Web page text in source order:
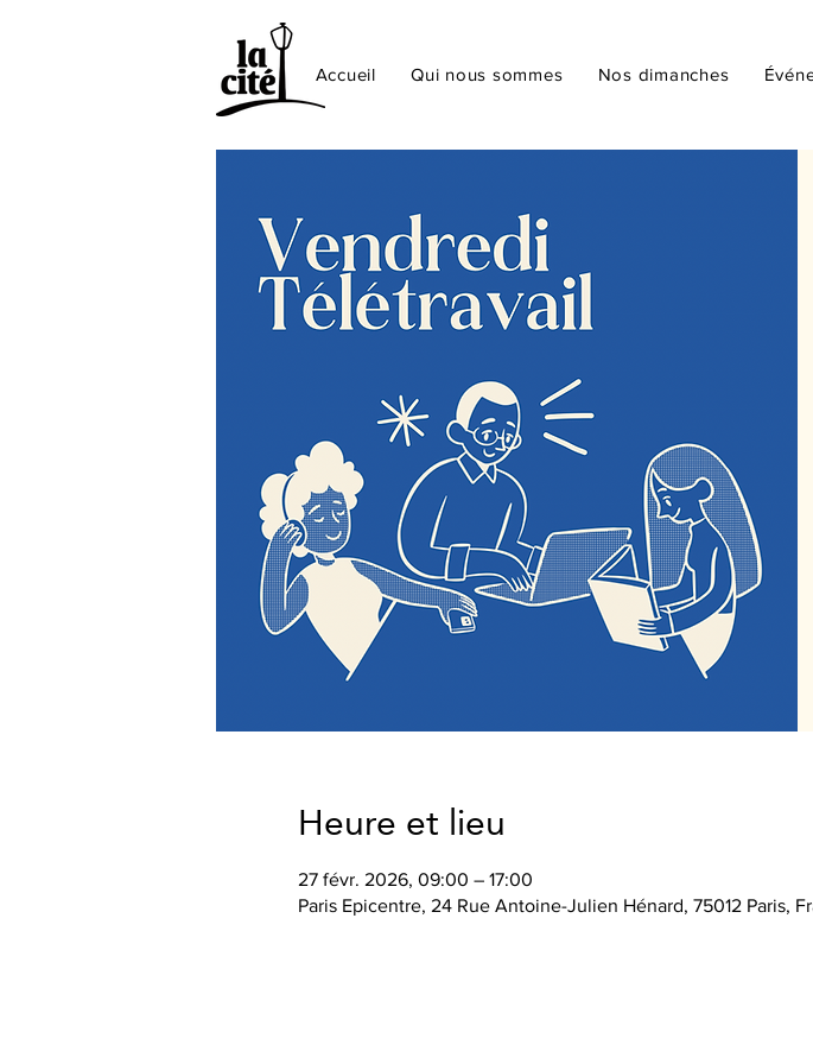
Accueil Qui nous sommes Nos dimanches
Heure et lieu
27 févr. 2026, 09:00 – 17:00
Paris Epicentre, 24 Rue Antoine-Julien Hénard, 75012 Paris,